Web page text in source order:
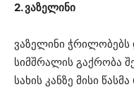
2. ვაზელინი
ვაზელინი ჭრილობებს
სიმშრალის გაქრობა
სახის კანზე მისი